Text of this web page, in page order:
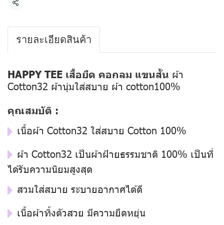
แชร์
รายละเอียดสินค้า
HAPPY TEE เสื้อยืด คอกลม แขนสั้น ผ้า
Cotton32 ผ้านุ่มใส่สบาย ผ้า cotton100%
คุณสมบัติ :
เนื้อผ้า Cotton32 ใส่สบาย Cotton 100%
ผ้า Cotton32 เป็นผ้าฝ้ายธรรมชาติ 100% เป็นที่
ได้รับความนิยมสูงสุด
สวมใส่สบาย ระบายอากาศได้ดี
เนื้อผ้าทิ้งตัวสวย มีความยืดหยุ่น